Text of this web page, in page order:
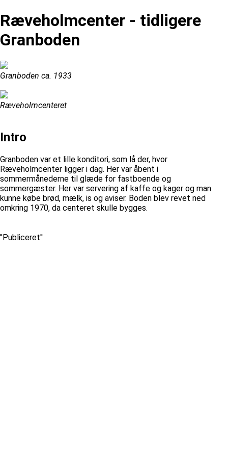
Ræveholmcenter - tidligere
Granboden
Granboden ca. 1933
Ræveholmcenteret
Intro
Granboden var et lille konditori, som lå der, hvor
Ræveholmcenter ligger i dag. Her var åbent i
sommermånederne til glæde for fastboende og
sommergæster. Her var servering af kaffe og kager og man
kunne købe brød, mælk, is og aviser. Boden blev revet ned
omkring 1970, da centeret skulle bygges.
''Publiceret''